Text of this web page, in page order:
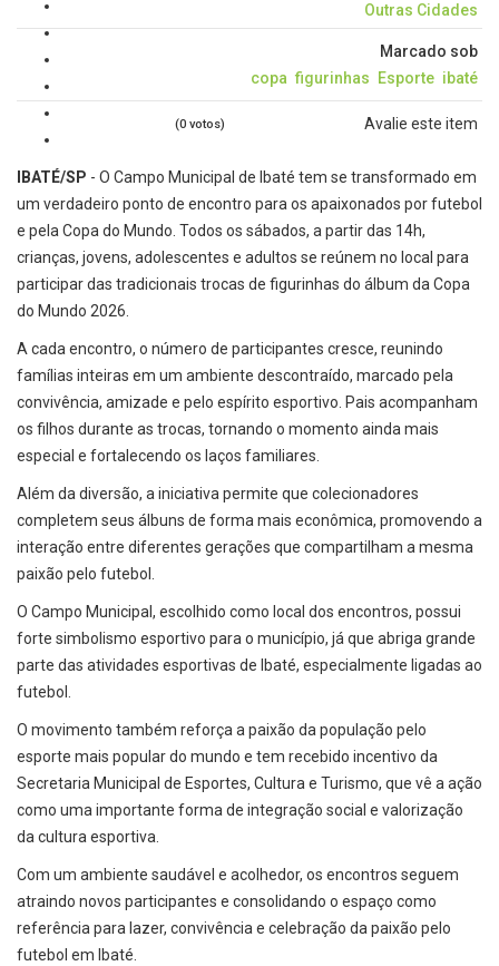
Outras Cidades
Marcado sob
copa figurinhas Esporte ibaté
Avalie este item
(0 votos)
IBATÉ/SP - O Campo Municipal de Ibaté tem se transformado em
um verdadeiro ponto de encontro para os apaixonados por futebol
e pela Copa do Mundo. Todos os sábados, a partir das 14h,
crianças, jovens, adolescentes e adultos se reúnem no local para
participar das tradicionais trocas de figurinhas do álbum da Copa
do Mundo 2026.
A cada encontro, o número de participantes cresce, reunindo
famílias inteiras em um ambiente descontraído, marcado pela
convivência, amizade e pelo espírito esportivo. Pais acompanham
os filhos durante as trocas, tornando o momento ainda mais
especial e fortalecendo os laços familiares.
Além da diversão, a iniciativa permite que colecionadores
completem seus álbuns de forma mais econômica, promovendo a
interação entre diferentes gerações que compartilham a mesma
paixão pelo futebol.
O Campo Municipal, escolhido como local dos encontros, possui
forte simbolismo esportivo para o município, já que abriga grande
parte das atividades esportivas de Ibaté, especialmente ligadas ao
futebol.
O movimento também reforça a paixão da população pelo
esporte mais popular do mundo e tem recebido incentivo da
Secretaria Municipal de Esportes, Cultura e Turismo, que vê a ação
como uma importante forma de integração social e valorização
da cultura esportiva.
Com um ambiente saudável e acolhedor, os encontros seguem
atraindo novos participantes e consolidando o espaço como
referência para lazer, convivência e celebração da paixão pelo
futebol em Ibaté.